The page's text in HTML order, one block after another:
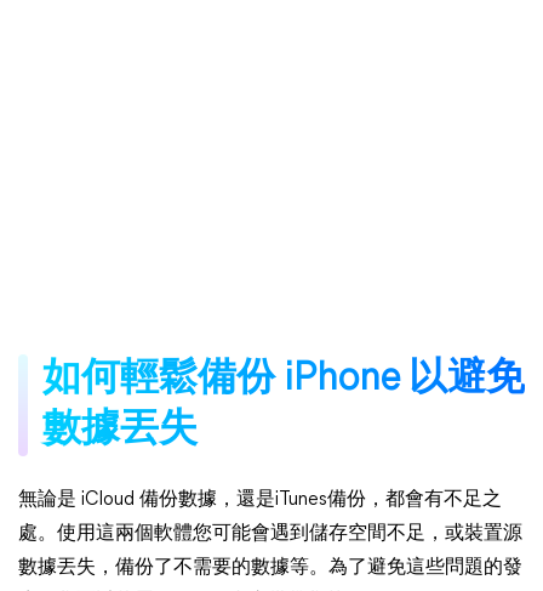
如何輕鬆備份 iPhone 以避免
數據丟失
無論是 iCloud 備份數據，還是iTunes備份，都會有不足之
處。使用這兩個軟體您可能會遇到儲存空間不足，或裝置源
數據丟失，備份了不需要的數據等。為了避免這些問題的發